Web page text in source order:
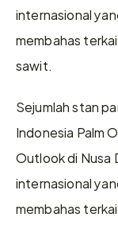
internasional
membahas
sawit.
Sejumlah stan
Indonesia Palm
Outlook di Nusa
internasional
membahas